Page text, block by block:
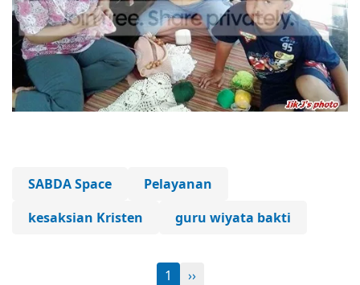
SABDA Space
Pelayanan
kesaksian Kristen
guru wiyata bakti
1 ››